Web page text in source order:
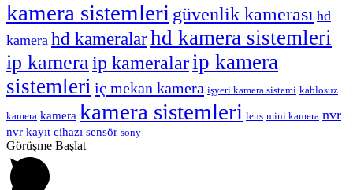
kamera sistemleri güvenlik kamerası hd
kamera hd kameralarhd kamera sistemleri
ip kameraip kameralarip kamera
sistemleri iç mekan kamera işyeri kamera sistemi kablosuz
kamera kamera kamera sistemleri lens mini kamera nvr
nvr kayıt cihazı sensör sony
Görüşme Başlat